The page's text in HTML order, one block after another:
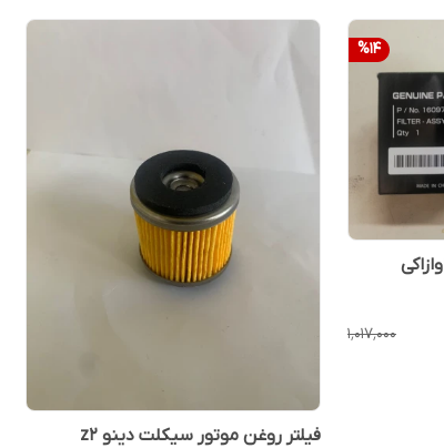
%14
۱٬۰۱۷٬۰۰۰
فیلتر روغن موتور سیکلت دینو z2